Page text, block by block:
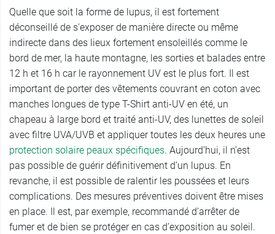
Quelle que soit la forme de lupus, il est fortement
déconseillé de s'exposer de manière directe ou même
indirecte dans des lieux fortement ensoleillés comme le
bord de mer, la haute montagne, les sorties et balades entre
12 h et 16 h car le rayonnement UV est le plus fort. Il est
important de porter des vêtements couvrant en coton avec
manches longues de type T-Shirt anti-UV en été, un
chapeau à large bord et traité anti-UV, des lunettes de soleil
avec filtre UVA/UVB et appliquer toutes les deux heures une
protection solaire peaux spécifiques. Aujourd’hui, il n’est
pas possible de guérir définitivement d’un lupus. En
revanche, il est possible de ralentir les poussées et leurs
complications. Des mesures préventives doivent être mises
en place. Il est, par exemple, recommandé d’arrêter de
fumer et de bien se protéger en cas d’exposition au soleil.